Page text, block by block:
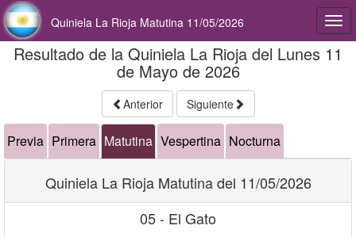
Quiniela La Rioja Matutina 11/05/2026
Resultado de la Quiniela La Rioja del Lunes 11
de Mayo de 2026
Anterior Siguiente
Previa Primera Matutina Vespertina Nocturna
Quiniela La Rioja Matutina del 11/05/2026
05 - El Gato